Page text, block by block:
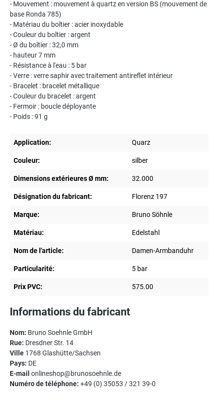
- Mouvement : mouvement à quartz en version BS (mouvement de
base Ronda 785)
- Matériau du boîtier : acier inoxydable
- Couleur du boîtier : argent
- Ø du boîtier : 32,0 mm
- hauteur 7 mm
- Résistance à l'eau : 5 bar
- Verre : verre saphir avec traitement antireflet intérieur
- Bracelet : bracelet métallique
- Couleur du bracelet : argent
- Fermoir : boucle déployante
- Poids : 91 g
Application: Quarz
Couleur: silber
Dimensions extérieures Ø mm: 32.000
Désignation du fabricant: Florenz 197
Marque: Bruno Söhnle
Matériau: Edelstahl
Nom de l'article: Damen-Armbanduhr
Particularité: 5 bar
Prix PVC: 575.00
Informations du fabricant
Nom: Bruno Soehnle GmbH
Rue: Dresdner Str. 14
Ville 1768 Glashütte/Sachsen
Pays: DE
E-mail onlineshop@brunosoehnle.de
Numéro de téléphone: +49 (0) 35053 / 321 39-0